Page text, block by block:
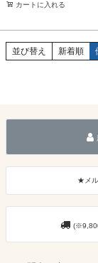
カートに入れる
並び替え 新着順
★メル